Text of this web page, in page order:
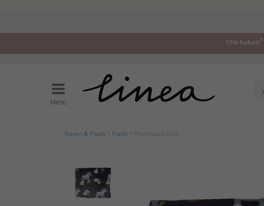
15% Rabatt*
Menü
Kissen & Plaids Plaids > Fleeceplaid Orsa